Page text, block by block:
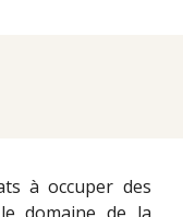
à occuper des